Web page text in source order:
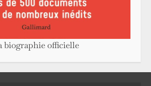
biographie officielle